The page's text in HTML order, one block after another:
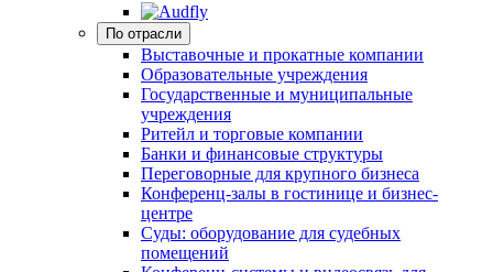
По отрасли
Выставочные и прокатные компании
Образовательные учреждения
Государственные и муниципальные
учреждения
Ритейл и торговые компании
Банки и финансовые структуры
Переговорные для крупного бизнеса
Конференц-залы в гостинице и бизнес-
центре
Суды: оборудование для судебных
помещений